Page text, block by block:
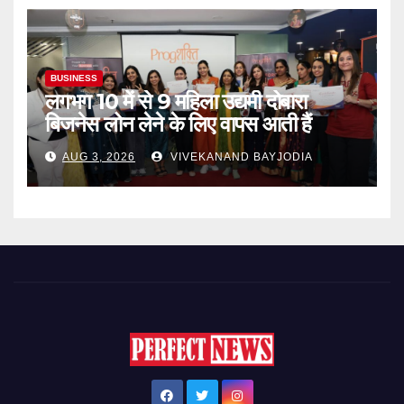
BUSINESS
लगभग 10 में से 9 महिला उद्यमी दोबारा
बिजनेस लोन लेने के लिए वापस आती हैं
AUG 3, 2026 VIVEKANAND BAYJODIA